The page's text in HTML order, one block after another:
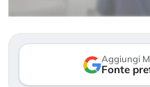
Aggiungi
Fonte